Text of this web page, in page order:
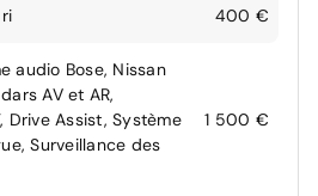
400 €
audio Bose, Nissan
AV et AR,
Drive Assist, Système
Surveillance des
1 500 €